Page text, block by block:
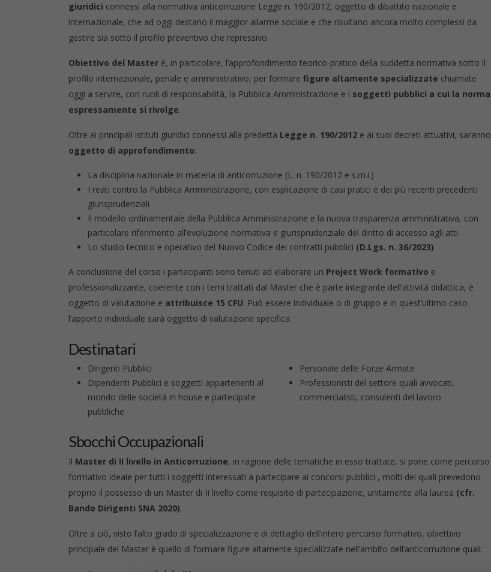
giuridici connessi alla normativa anticorruzione Legge n. 190/2012, oggetto di dibattito nazionale e
internazionale, che ad oggi destano il maggior allarme sociale e che risultano ancora molto complessi da
gestire sia sotto il profilo preventivo che repressivo.
Obiettivo del Master è, in particolare, l’approfondimento teorico-pratico della suddetta normativa sotto il
profilo internazionale, penale e amministrativo, per formare figure altamente specializzate chiamate
oggi a servire, con ruoli di responsabilità, la Pubblica Amministrazione e i soggetti pubblici a cui la norma
espressamente si rivolge.
Oltre ai principali istituti giuridici connessi alla predetta Legge n. 190/2012 e ai suoi decreti attuativi, saranno
oggetto di approfondimento:
La disciplina nazionale in materia di anticorruzione (L. n. 190/2012 e s.m.i.)
I reati contro la Pubblica Amministrazione, con esplicazione di casi pratici e dei più recenti precedenti
giurisprudenziali
Il modello ordinamentale della Pubblica Amministrazione e la nuova trasparenza amministrativa, con
particolare riferimento all’evoluzione normativa e giurisprudenziale del diritto di accesso agli atti
Lo studio tecnico e operativo del Nuovo Codice dei contratti pubblici (D.Lgs. n. 36/2023)
A conclusione del corso i partecipanti sono tenuti ad elaborare un Project Work formativo e
professionalizzante, coerente con i temi trattati dal Master che è parte integrante dell’attività didattica, è
oggetto di valutazione e attribuisce 15 CFU. Può essere individuale o di gruppo e in quest’ultimo caso
l’apporto individuale sarà oggetto di valutazione specifica.
Destinatari
Dirigenti Pubblici
Dipendenti Pubblici e soggetti appartenenti al
mondo delle società in house e partecipate
pubbliche
Personale delle Forze Armate
Professionisti del settore quali avvocati,
commercialisti, consulenti del lavoro
Sbocchi Occupazionali
Il Master di II livello in Anticorruzione, in ragione delle tematiche in esso trattate, si pone come percorso
formativo ideale per tutti i soggetti interessati a partecipare ai concorsi pubblici , molti dei quali prevedono
proprio il possesso di un Master di II livello come requisito di partecipazione, unitamente alla laurea (cfr.
Bando Dirigenti SNA 2020).
Oltre a ciò, visto l’alto grado di specializzazione e di dettaglio dell’intero percorso formativo, obiettivo
principale del Master è quello di formare figure altamente specializzate nell’ambito dell’anticorruzione quali: